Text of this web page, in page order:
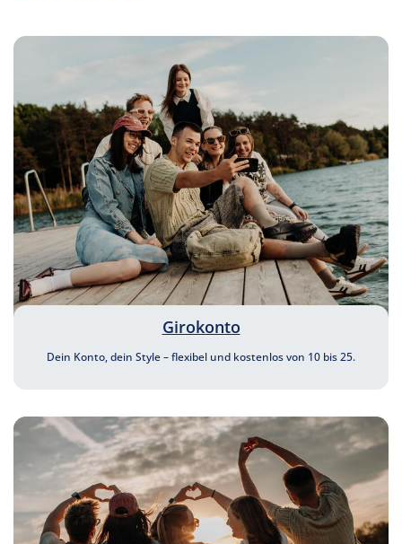
Girokonto
Dein Konto, dein Style – flexibel und kostenlos von 10 bis 25.